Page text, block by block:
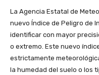
La Agencia Estatal de
nuevo Índice de Peligro de
identificar con mayor
o extremo. Este nuevo
estrictamente
la humedad del suelo o los